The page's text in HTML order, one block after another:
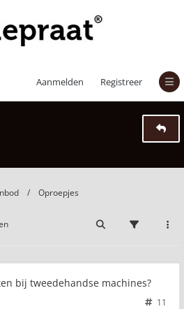
Aanmelden Registreer
tweedehandse
Oproepjes
bij tweedehandse machines?
11